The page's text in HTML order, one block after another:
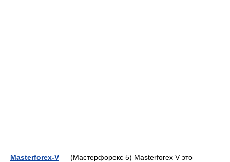
Masterforex-V — (Мастерфорекс 5) Masterforex V это